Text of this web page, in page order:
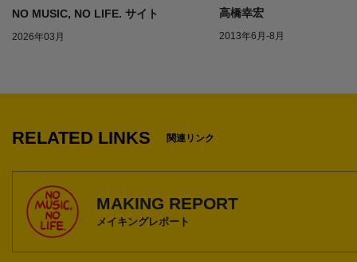
NO MUSIC, NO LIFE. サイト
2026年03月
高橋幸宏
2013年6月-8月
RELATED LINKS 関連リンク
MAKING REPORT
メイキングレポート